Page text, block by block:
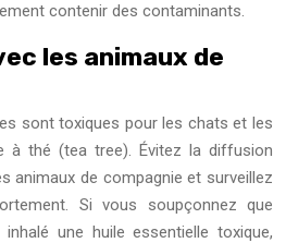
contenir des contaminants.
les animaux de
sont toxiques pour les chats et les
à thé (tea tree). Évitez la diffusion
animaux de compagnie et surveillez
Si vous soupçonnez que
une huile essentielle toxique,